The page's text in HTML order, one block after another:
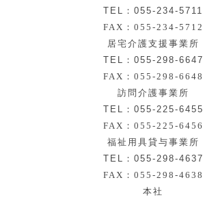
TEL：055-234-5711
FAX：055-234-5712
居宅介護支援事業所
TEL：055-298-6647
FAX：055-298-6648
訪問介護事業所
TEL：055-225-6455
FAX：055-225-6456
福祉用具貸与事業所
TEL：055-298-4637
FAX：055-298-4638
本社